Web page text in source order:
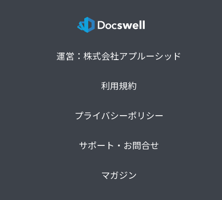
運営：株式会社アプルーシッド
利用規約
プライバシーポリシー
サポート・お問合せ
マガジン